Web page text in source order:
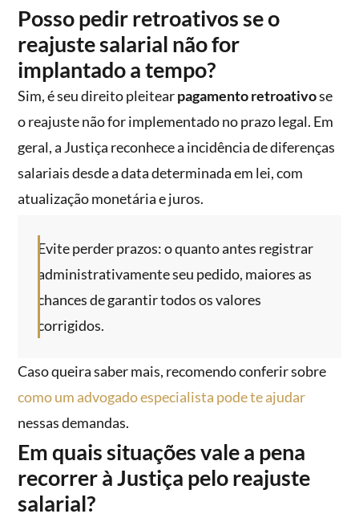
Posso pedir retroativos se o
reajuste salarial não for
implantado a tempo?
Sim, é seu direito pleitearpagamento retroativose
o reajuste não for implementado no prazo legal. Em
geral, a Justiça reconhece a incidência de diferenças
salariais desde a data determinada em lei, com
atualização monetária e juros.
Evite perder prazos: o quanto antes registrar
administrativamente seu pedido, maiores as
chances de garantir todos os valores
corrigidos.
Caso queira saber mais, recomendo conferir sobre
como um advogado especialista pode te ajudar
nessas demandas.
Em quais situações vale a pena
recorrer à Justiça pelo reajuste
salarial?